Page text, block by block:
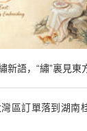
新語，“繡”裏見東
灣區訂單落到湖南